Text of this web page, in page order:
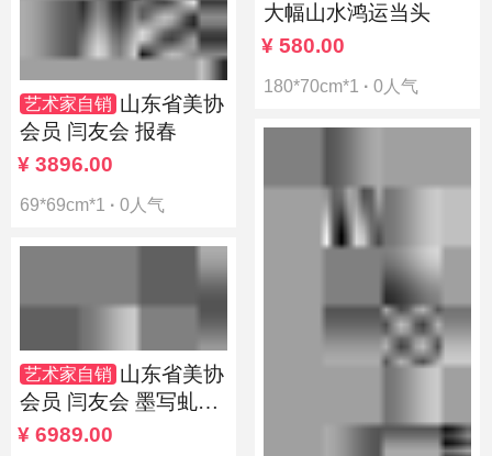
艺术家自销 山东省美协
会员 闫友会 报春
¥ 3896.00
69*69cm*1 · 0人气
大幅山水鸿运当头
¥ 580.00
180*70cm*1 · 0人气
艺术家自销 山东省美协
会员 闫友会 墨写虬枝
铁骨苍
¥ 6989.00